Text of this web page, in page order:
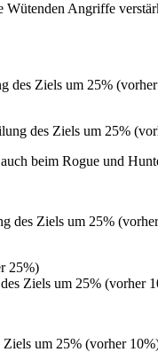
Angriffe
des Ziels um 25%
des Ziels um 25%
beim Rogue und
des Ziels um 25%
25%)
Ziels um 25% (vorher
Ziels um 25% (vorher